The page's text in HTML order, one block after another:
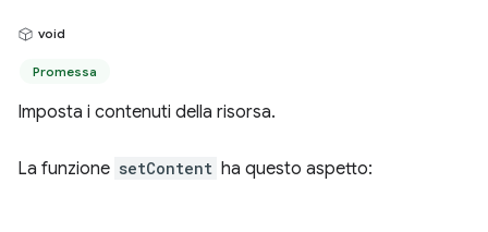
void
Promessa
Imposta i contenuti della risorsa.
La funzione setContent ha questo aspetto: